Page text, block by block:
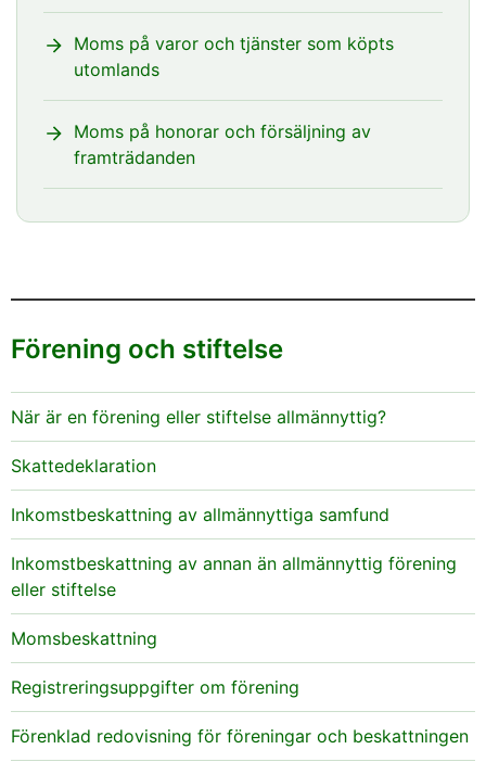
Moms på varor och tjänster som köpts
utomlands
Moms på honorar och försäljning av
framträdanden
Förening och stiftelse
När är en förening eller stiftelse allmännyttig?
Skattedeklaration
Inkomstbeskattning av allmännyttiga samfund
Inkomstbeskattning av annan än allmännyttig förening
eller stiftelse
Momsbeskattning
Registreringsuppgifter om förening
Förenklad redovisning för föreningar och beskattningen